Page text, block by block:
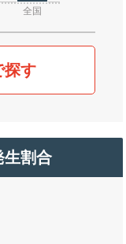
全国
探す
生割合